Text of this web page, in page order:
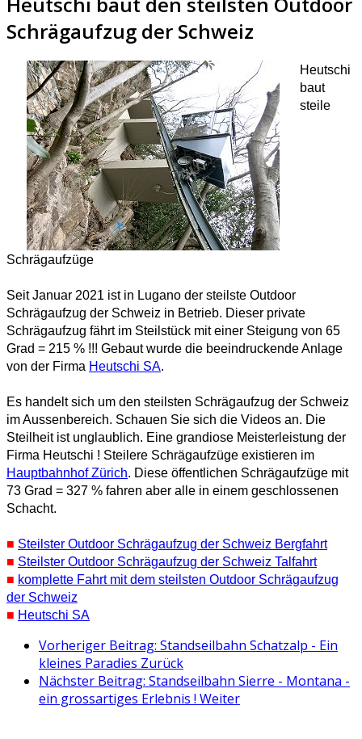
Schrägaufzug der Schweiz
Heutschi
baut
steile
Schrägaufzüge
Seit Januar 2021 ist in Lugano der steilste Outdoor
Schrägaufzug der Schweiz in Betrieb. Dieser private
Schrägaufzug fährt im Steilstück mit einer Steigung von 65
Grad = 215 % !!! Gebaut wurde die beeindruckende Anlage
von der Firma Heutschi SA.
Es handelt sich um den steilsten Schrägaufzug der Schweiz
im Aussenbereich. Schauen Sie sich die Videos an. Die
Steilheit ist unglaublich. Eine grandiose Meisterleistung der
Firma Heutschi ! Steilere Schrägaufzüge existieren im
Hauptbahnhof Zürich. Diese öffentlichen Schrägaufzüge mit
73 Grad = 327 % fahren aber alle in einem geschlossenen
Schacht.
■ Steilster Outdoor Schrägaufzug der Schweiz Bergfahrt
■ Steilster Outdoor Schrägaufzug der Schweiz Talfahrt
■ komplette Fahrt mit dem steilsten Outdoor Schrägaufzug
der Schweiz
■ Heutschi SA
Vorheriger Beitrag: Standseilbahn Schatzalp - Ein
kleines Paradies Zurück
Nächster Beitrag: Standseilbahn Sierre - Montana -
ein grossartiges Erlebnis ! Weiter